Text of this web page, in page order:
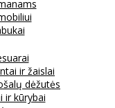
ir žaislai
dėžutės
ir kūrybai